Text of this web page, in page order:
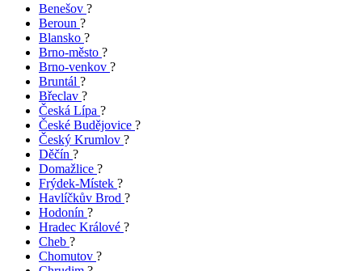
Benešov ?
Beroun ?
Blansko ?
Brno-město ?
Brno-venkov ?
Bruntál ?
Břeclav ?
Česká Lípa ?
České Budějovice ?
Český Krumlov ?
Děčín ?
Domažlice ?
Frýdek-Místek ?
Havlíčkův Brod ?
Hodonín ?
Hradec Králové ?
Cheb ?
Chomutov ?